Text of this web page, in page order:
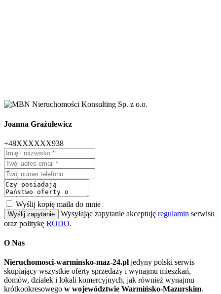
Joanna Grażulewicz
+48XXXXXX938
Wyślij kopię maila do mnie
Wyślij zapytanie Wysyłając zapytanie akceptuję regulamin serwisu
oraz politykę RODO.
O Nas
Nieruchomosci-warminsko-maz-24.pl jedyny polski serwis
skupiający wszystkie oferty sprzedaży i wynajmu mieszkań,
domów, działek i lokali komercyjnych, jak również wynajmu
krótkookresowego w województwie Warmińsko-Mazurskim.